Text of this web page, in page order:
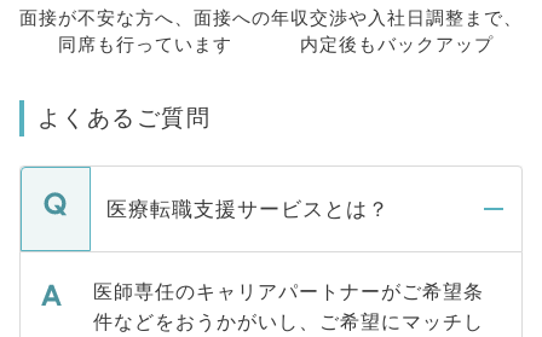
面接が不安な方へ、 面接への
同席も行っています
年収交渉や入社日調整まで、
内定後もバックアップ
よくあるご質問
医療転職支援サービスとは？
医師専任のキャリアパートナーがご希望条
件などをおうかがいし、ご希望にマッチし